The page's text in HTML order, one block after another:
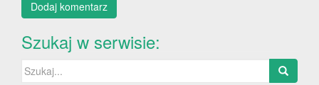
Szukaj w serwisie:
Szukaj: